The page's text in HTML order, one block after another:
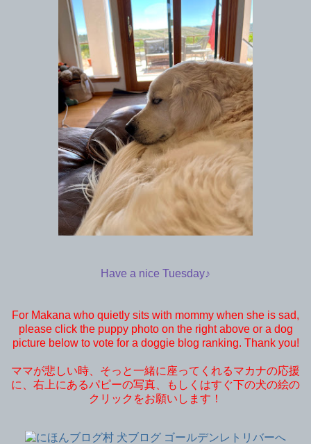
Have a nice Tuesday♪
For Makana who quietly sits with mommy when she is sad,
please click the puppy photo on the right above or a dog
picture below to vote for a doggie blog ranking. Thank you!
ママが悲しい時、そっと一緒に座ってくれるマカナの応援
に、右上にあるパピーの写真、もしくはすぐ下の犬の絵の
クリックをお願いします！